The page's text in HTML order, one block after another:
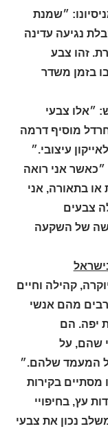
״שמנת
נגיעה עדינה
זהו צבע
בזמן משדר
״אלו צבעי
חרדל מוסיף דרמה
עיצובי.״
״כאשר אני רואה
או בתאורה, אני
צבעים
של השקעה
קהילה וחיים
מהם אנשי
יפה. הם
שהם, על
המעמד שלהם.״
בצבעים של 2026 אינו מסתיים בקירות
עץ, בחיפויי
נכון את צבעי